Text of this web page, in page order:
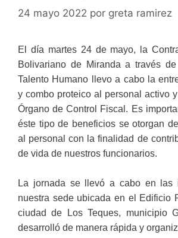
24 mayo 2022 por greta ramirez
El día martes 24 de mayo, la
Bolivariano de Miranda a través
Talento Humano llevo a cabo la
y combo proteico al personal activo
Órgano de Control Fiscal. Es
éste tipo de beneficios se otorgan
al personal con la finalidad de
de vida de nuestros funcionarios.
La jornada se llevó a cabo en las
nuestra sede ubicada en el Edificio
ciudad de Los Teques, municipio
desarrolló de manera rápida y